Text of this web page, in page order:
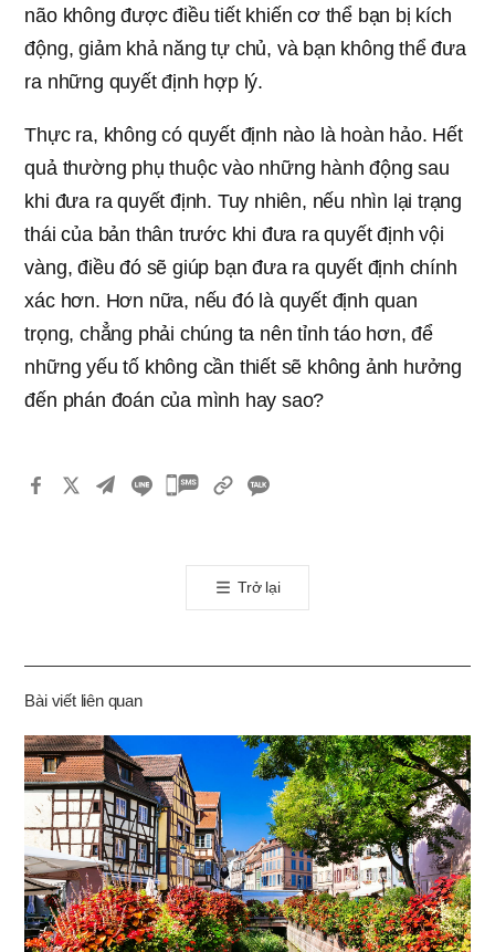
não không được điều tiết khiến cơ thể bạn bị kích
động, giảm khả năng tự chủ, và bạn không thể đưa
ra những quyết định hợp lý.
Thực ra, không có quyết định nào là hoàn hảo. Hết
quả thường phụ thuộc vào những hành động sau
khi đưa ra quyết định. Tuy nhiên, nếu nhìn lại trạng
thái của bản thân trước khi đưa ra quyết định vội
vàng, điều đó sẽ giúp bạn đưa ra quyết định chính
xác hơn. Hơn nữa, nếu đó là quyết định quan
trọng, chẳng phải chúng ta nên tỉnh táo hơn, để
những yếu tố không cần thiết sẽ không ảnh hưởng
đến phán đoán của mình hay sao?
카
톡
공
기
Trở lại
Bài viết liên quan